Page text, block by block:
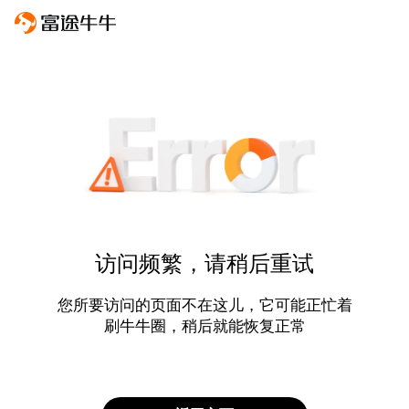
访问频繁，请稍后重试
您所要访问的页面不在这儿，它可能正忙着
刷牛牛圈，稍后就能恢复正常